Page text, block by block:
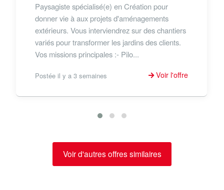
Paysagiste spécialisé(e) en Création pour
donner vie à aux projets d'aménagements
extérieurs. Vous interviendrez sur des chantiers
variés pour transformer les jardins des clients.
Vos missions principales :- Pilo...
Postée il y a 3 semaines Voir l'offre
Voir d'autres offres similaires